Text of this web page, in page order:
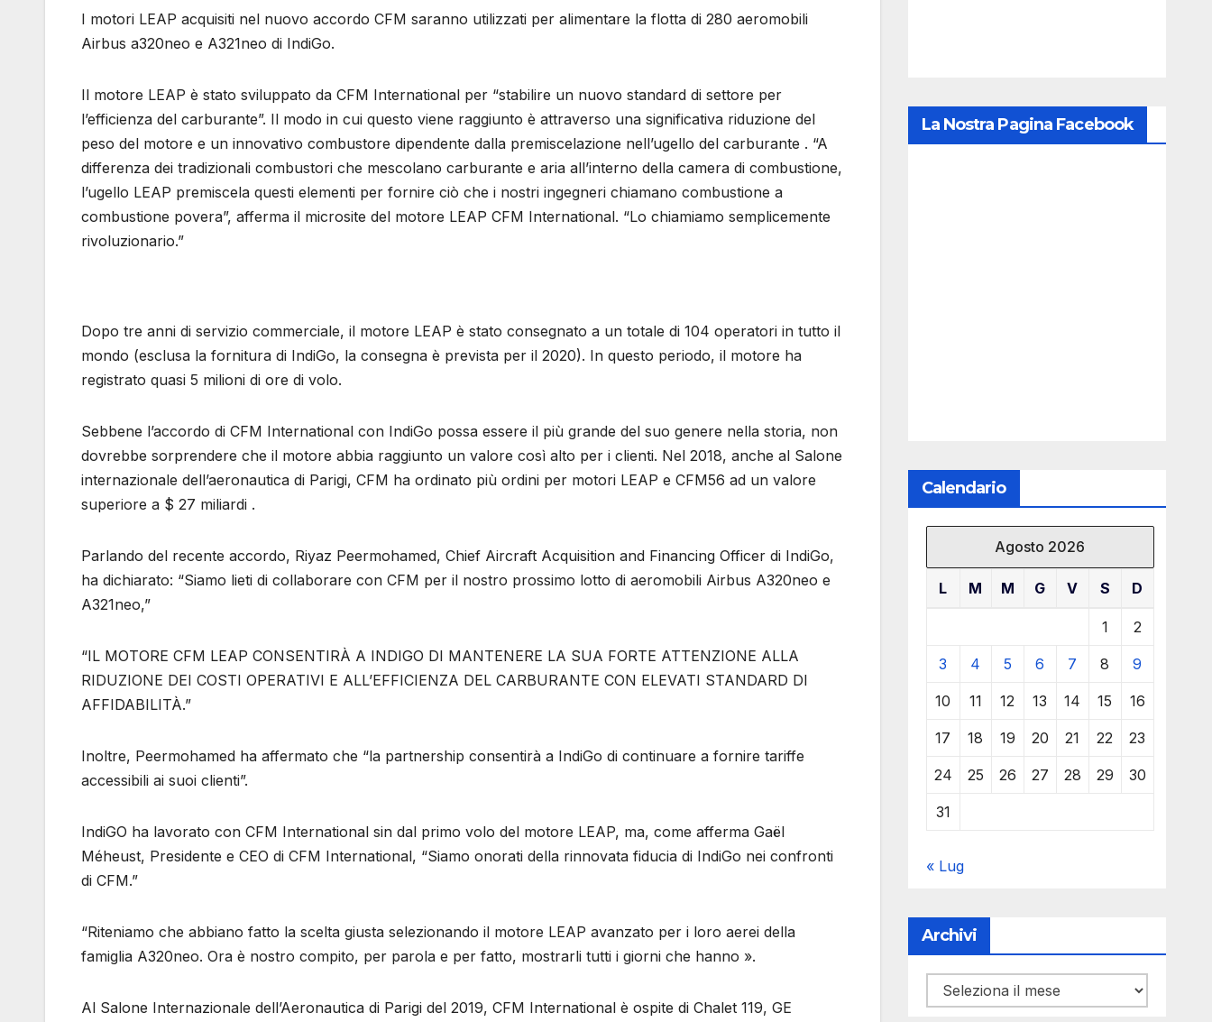
I motori LEAP acquisiti nel nuovo accordo CFM saranno utilizzati per alimentare la flotta di 280 aeromobili
Airbus a320neo e A321neo di IndiGo.
Il motore LEAP è stato sviluppato da CFM International per “stabilire un nuovo standard di settore per
l’efficienza del carburante”. Il modo in cui questo viene raggiunto è attraverso una significativa riduzione del
peso del motore e un innovativo combustore dipendente dalla premiscelazione nell’ugello del carburante . “A
differenza dei tradizionali combustori che mescolano carburante e aria all’interno della camera di combustione,
l’ugello LEAP premiscela questi elementi per fornire ciò che i nostri ingegneri chiamano combustione a
combustione povera”, afferma il microsite del motore LEAP CFM International. “Lo chiamiamo semplicemente
rivoluzionario.”
Dopo tre anni di servizio commerciale, il motore LEAP è stato consegnato a un totale di 104 operatori in tutto il
mondo (esclusa la fornitura di IndiGo, la consegna è prevista per il 2020). In questo periodo, il motore ha
registrato quasi 5 milioni di ore di volo.
Sebbene l’accordo di CFM International con IndiGo possa essere il più grande del suo genere nella storia, non
dovrebbe sorprendere che il motore abbia raggiunto un valore così alto per i clienti. Nel 2018, anche al Salone
internazionale dell’aeronautica di Parigi, CFM ha ordinato più ordini per motori LEAP e CFM56 ad un valore
superiore a $ 27 miliardi .
Parlando del recente accordo, Riyaz Peermohamed, Chief Aircraft Acquisition and Financing Officer di IndiGo,
ha dichiarato: “Siamo lieti di collaborare con CFM per il nostro prossimo lotto di aeromobili Airbus A320neo e
A321neo,”
“IL MOTORE CFM LEAP CONSENTIRÀ A INDIGO DI MANTENERE LA SUA FORTE ATTENZIONE ALLA
RIDUZIONE DEI COSTI OPERATIVI E ALL’EFFICIENZA DEL CARBURANTE CON ELEVATI STANDARD DI
AFFIDABILITÀ.”
Inoltre, Peermohamed ha affermato che “la partnership consentirà a IndiGo di continuare a fornire tariffe
accessibili ai suoi clienti”.
IndiGO ha lavorato con CFM International sin dal primo volo del motore LEAP, ma, come afferma Gaël
Méheust, Presidente e CEO di CFM International, “Siamo onorati della rinnovata fiducia di IndiGo nei confronti
di CFM.”
“Riteniamo che abbiano fatto la scelta giusta selezionando il motore LEAP avanzato per i loro aerei della
famiglia A320neo. Ora è nostro compito, per parola e per fatto, mostrarli tutti i giorni che hanno ».
Al Salone Internazionale dell’Aeronautica di Parigi del 2019, CFM International è ospite di Chalet 119, GE
La Nostra Pagina Facebook
Calendario
Agosto 2026
L M M G V S D
1 2
3 4 5 6 7 8 9
10 11 12 13 14 15 16
17 18 19 20 21 22 23
24 25 26 27 28 29 30
31
« Lug
Archivi
Archivi